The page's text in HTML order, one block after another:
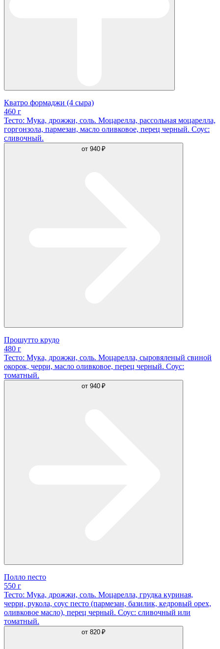
Кватро формаджи (4 сыра)
460 г
Тесто: Мука, дрожжи, соль. Моцарелла, рассольная моцарелла,
горгонзола, пармезан, масло оливковое, перец черный. Соус:
сливочный.
от 940 ₽
Прошутто крудо
480 г
Тесто: Мука, дрожжи, соль. Моцарелла, сыровяленый свиной
окорок, черри, масло оливковое, перец черный. Соус:
томатный.
от 940 ₽
Полло песто
550 г
Тесто: Мука, дрожжи, соль. Моцарелла, грудка куриная,
черри, рукола, соус песто (пармезан, базилик, кедровый орех,
оливковое масло), перец черный. Соус: сливочный или
томатный.
от 820 ₽